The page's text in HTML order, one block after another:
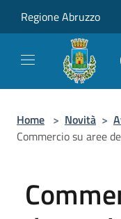
Regione Abruzzo
Home > Novità >
Commercio su aree